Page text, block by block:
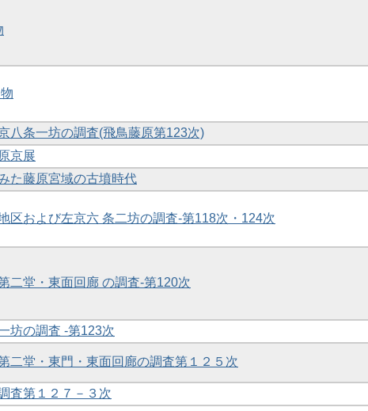
八条一坊の調査(飛鳥藤原第123次)
京展
た藤原宮域の古墳時代
区および左京六 条二坊の調査-第118次・124次
二堂・東面回廊 の調査-第120次
坊の調査 -第123次
二堂・東門・東面回廊の調査第１２５次
査第１２７－３次